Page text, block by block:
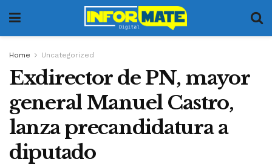
Home Uncategorized
Exdirector de PN, mayor
general Manuel Castro,
lanza precandidatura a
diputado